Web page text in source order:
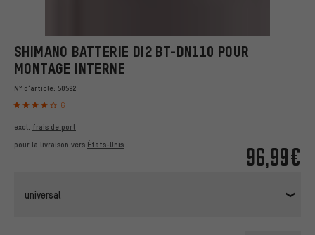
SHIMANO BATTERIE DI2 BT-DN110 POUR
MONTAGE INTERNE
N° d'article: 50592
6
96,99€
excl. frais de port
pour la livraison vers États-Unis
universal